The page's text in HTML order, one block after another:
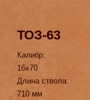
ТОЗ-63
Калибр:
16х70
Длина ствола:
710 мм